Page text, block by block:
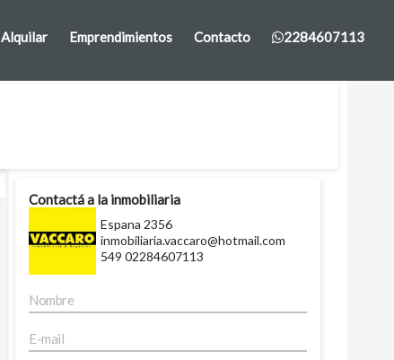
Alquilar Emprendimientos Contacto 2284607113
Contactá a la inmobiliaria
Espana 2356
inmobiliaria.vaccaro@hotmail.com
549 02284607113